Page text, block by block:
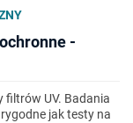
-
filtrów UV. Badania
jak testy na